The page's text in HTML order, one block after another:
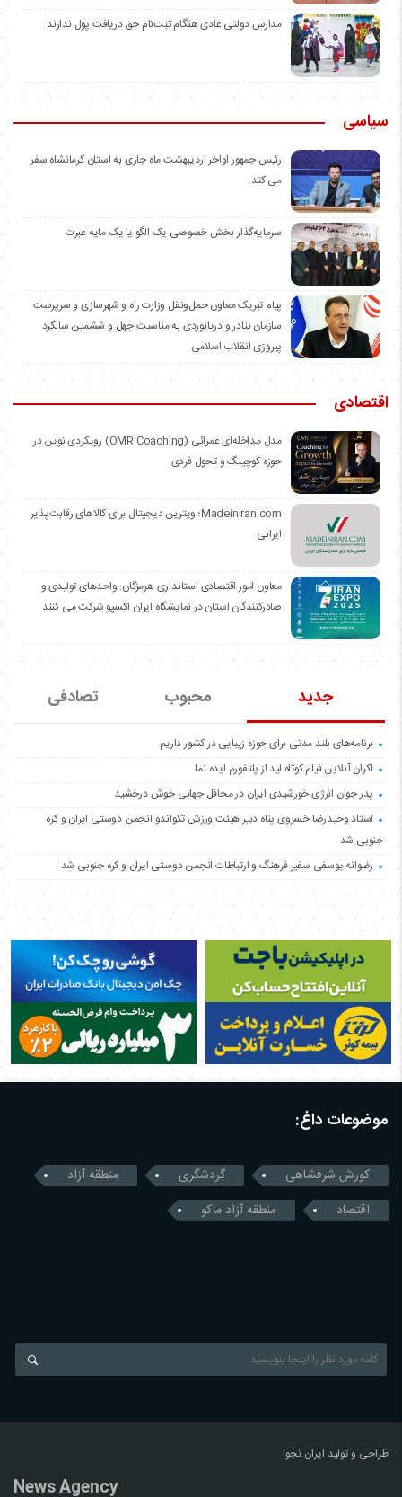
مدارس دولتی عادی هنگام ثبت‌نام حق دریافت پول ندارند
سیاسی
رئیس جمهور اواخر اردیبهشت ماه جاری به استان کرمانشاه سفر
می کند.
سرمایه‌گذار بخش خصوصی یک الگو یا یک مایه عبرت
️پیام تبریک معاون حمل‌ونقل وزارت راه و شهرسازی و سرپرست
سازمان بنادر و دریانوردی به مناسبت چهل و ششمین سالگرد
پیروزی انقلاب اسلامی
اقتصادی
مدل مداخله‌ای عمرائی (OMR Coaching) رویکردی نوین در
حوزه کوچینگ و تحول فردی
Madeiniran.com؛ ویترین دیجیتال برای کالاهای رقابت‌پذیر
ایرانی
معاون امور اقتصادی استانداری هرمزگان: واحدهای تولیدی و
صادرکنندگان استان در نمایشگاه ایران اکسپو شرکت می کنند
جدید محبوب تصادفی
برنامه‌های بلند مدتی برای حوزه زیبایی در کشور داریم
اکران آنلاین فیلم کوتاه لید از پلتفورم ایده نما
پدر جوان انرژی خورشیدی ایران در محافل جهانی خوش درخشید
استاد وحیدرضا خسروی پناه دبیر هیئت ورزش تکواندو انجمن دوستی ایران و کره
جنوبی شد
رضوانه یوسفی سفیر فرهنگ و ارتباطات انجمن دوستی ایران و کره جنوبی شد
موضوعات داغ:
کورش شرفشاهی گردشگری
منطقه آزاد
اقتصاد
منطقه آزاد ماکو
طراحی و تولید ایران نجوا
News Agency